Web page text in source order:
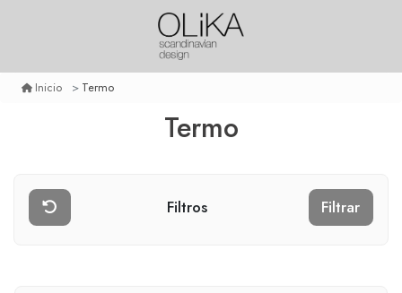
Inicio Termo
Termo
Filtros Filtrar